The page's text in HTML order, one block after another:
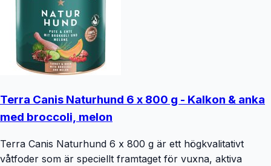
Terra Canis Naturhund 6 x 800 g - Kalkon & anka
med broccoli, melon
Terra Canis Naturhund 6 x 800 g är ett högkvalitativt
våtfoder som är speciellt framtaget för vuxna, aktiva